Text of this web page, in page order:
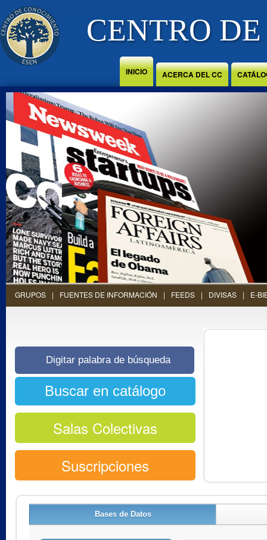
Jump to Content
CENTRO
INICIO ACERCA DEL CC
GRUPOS FUENTES DE INFORMACIÓN FEEDS DIVISAS E-
Salas Colectivas
Suscripciones